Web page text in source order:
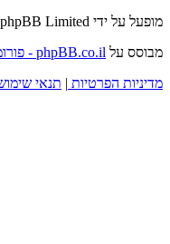
מופעל על ידי Limited
מבוסס על phpBB.co.il - פורומים בעברית
מדיניות הפרטיות | תנאי